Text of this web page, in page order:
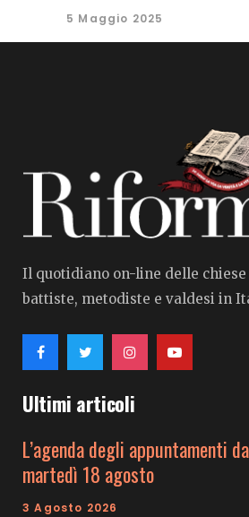
5 Maggio 2025
Il quotidiano on-line delle
battiste, metodiste e valdesi in
Ultimi articoli
L’agenda degli appuntamenti
martedì 18 agosto
3 Agosto 2026